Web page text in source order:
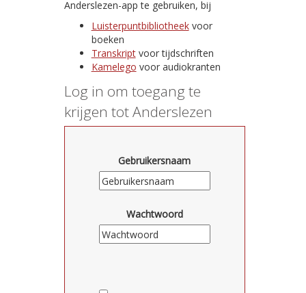
Anderslezen-app te gebruiken, bij
Luisterpuntbibliotheekvoor
boeken
Transkriptvoor tijdschriften
Kamelego voor audiokranten
Log in om toegang te
krijgen tot Anderslezen
Gebruikersnaam
Wachtwoord